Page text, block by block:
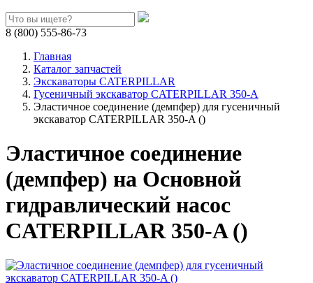
8 (800) 555-86-73
Главная
Каталог запчастей
Экскаваторы CATERPILLAR
Гусеничный экскаватор CATERPILLAR 350-A
Эластичное соединение (демпфер) для гусеничный
экскаватор CATERPILLAR 350-A ()
Эластичное соединение
(демпфер) на Основной
гидравлический насос
CATERPILLAR 350-A ()